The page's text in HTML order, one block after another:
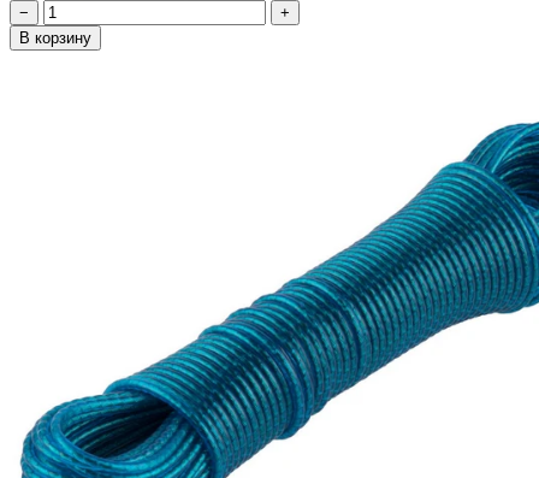
−
+
В корзину